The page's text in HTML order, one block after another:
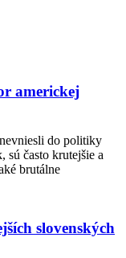
americkej
do politiky
často krutejšie a
brutálne
slovenských